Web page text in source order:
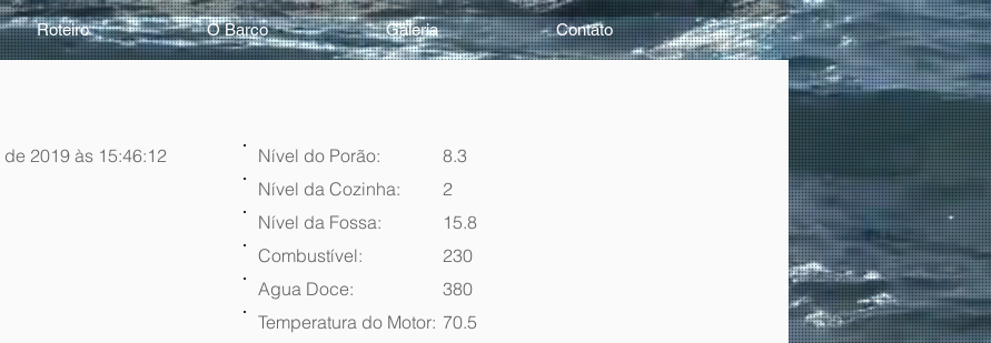
Roteiro O Barco Galeria Contato
2019 às 15:46:12
Nível do Porão:
8.3
Nível da Cozinha:
2
Nível da Fossa:
15.8
Combustível:
230
Agua Doce:
380
Temperatura do Motor: 70.5